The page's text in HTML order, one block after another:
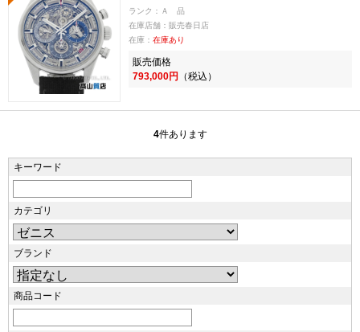
ランク：Ａ 品
在庫店舗：販売春日店
在庫： 在庫あり
販売価格
793,000円 （税込）
4件あります
キーワード
カテゴリ
ブランド
商品コード